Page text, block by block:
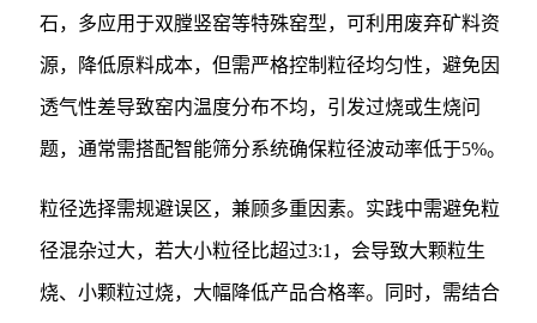
石，多应用于双膛竖窑等特殊窑型，可利用废弃矿料资
源，降低原料成本，但需严格控制粒径均匀性，避免因
透气性差导致窑内温度分布不均，引发过烧或生烧问
题，通常需搭配智能筛分系统确保粒径波动率低于5%。
粒径选择需规避误区，兼顾多重因素。实践中需避免粒
径混杂过大，若大小粒径比超过3:1，会导致大颗粒生
烧、小颗粒过烧，大幅降低产品合格率。同时，需结合